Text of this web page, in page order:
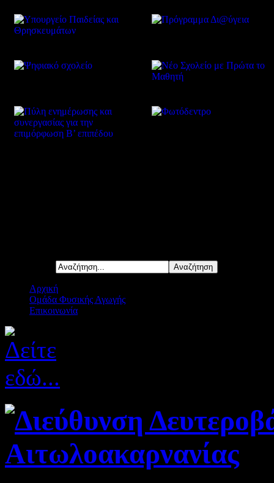
Αρχική
Ομάδα Φυσικής Αγωγής
Επικοινωνία